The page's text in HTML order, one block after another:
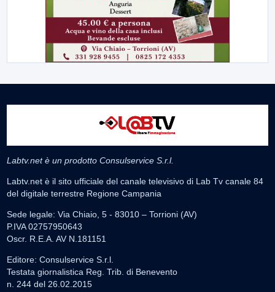
Labtv.net è un prodotto Consulservice S.r.l.
Labtv.net è il sito ufficiale del canale televisivo di Lab Tv canale 84
del digitale terrestre Regione Campania
Sede legale: Via Chiaio, 5 - 83010 – Torrioni (AV)
P.IVA 02757950643
Oscr. R.E.A. AV N.181151
Editore: Consulservice S.r.l.
Testata giornalistica Reg. Trib. di Benevento
n. 244 del 26.02.2015